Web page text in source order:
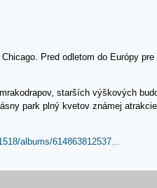
Pred odletom do Európy pre
starších výškových
park plný kvetov známej atrakcie
albums/614863812537...